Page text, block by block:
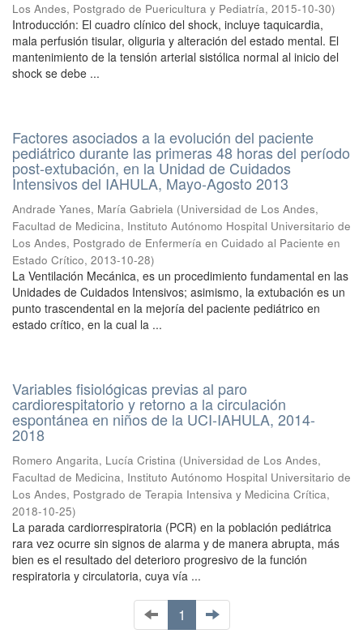
Los Andes, Postgrado de Puericultura y Pediatría, 2015-10-30)
Introducción: El cuadro clínico del shock, incluye taquicardia,
mala perfusión tisular, oliguria y alteración del estado mental. El
mantenimiento de la tensión arterial sistólica normal al inicio del
shock se debe ...
Factores asociados a la evolución del paciente
pediátrico durante las primeras 48 horas del período
post-extubación, en la Unidad de Cuidados
Intensivos del IAHULA, Mayo-Agosto 2013
Andrade Yanes, María Gabriela (Universidad de Los Andes,
Facultad de Medicina, Instituto Autónomo Hospital Universitario de
Los Andes, Postgrado de Enfermería en Cuidado al Paciente en
Estado Crítico, 2013-10-28)
La Ventilación Mecánica, es un procedimiento fundamental en las
Unidades de Cuidados Intensivos; asimismo, la extubación es un
punto trascendental en la mejoría del paciente pediátrico en
estado crítico, en la cual la ...
Variables fisiológicas previas al paro
cardiorespitatorio y retorno a la circulación
espontánea en niños de la UCI-IAHULA, 2014-
2018
Romero Angarita, Lucía Cristina (Universidad de Los Andes,
Facultad de Medicina, Instituto Autónomo Hospital Universitario de
Los Andes, Postgrado de Terapia Intensiva y Medicina Crítica,
2018-10-25)
La parada cardiorrespiratoria (PCR) en la población pediátrica
rara vez ocurre sin signos de alarma y de manera abrupta, más
bien es el resultado del deterioro progresivo de la función
respiratoria y circulatoria, cuya vía ...
1